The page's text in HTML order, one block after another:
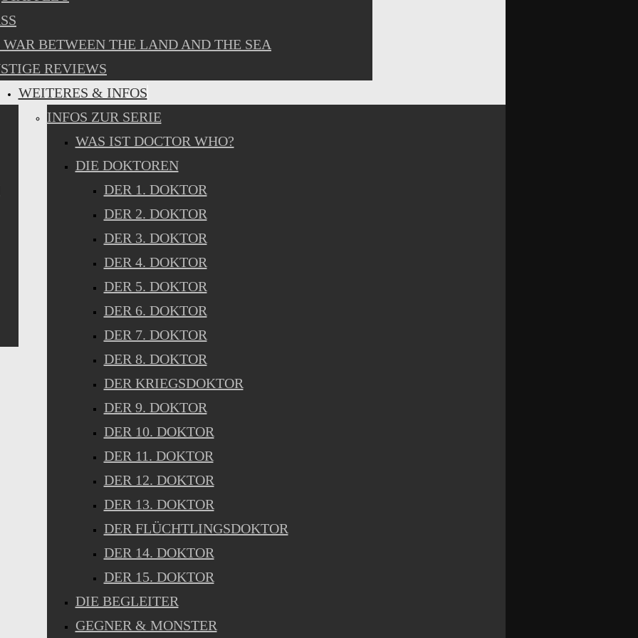
WAR BETWEEN THE LAND AND THE SEA
REVIEWS
WEITERES & INFOS
INFOS ZUR SERIE
WAS IST DOCTOR WHO?
DIE DOKTOREN
DER 1. DOKTOR
DER 2. DOKTOR
DER 3. DOKTOR
DER 4. DOKTOR
DER 5. DOKTOR
DER 6. DOKTOR
DER 7. DOKTOR
DER 8. DOKTOR
DER KRIEGSDOKTOR
DER 9. DOKTOR
DER 10. DOKTOR
DER 11. DOKTOR
DER 12. DOKTOR
DER 13. DOKTOR
DER FLÜCHTLINGSDOKTOR
DER 14. DOKTOR
DER 15. DOKTOR
DIE BEGLEITER
GEGNER & MONSTER